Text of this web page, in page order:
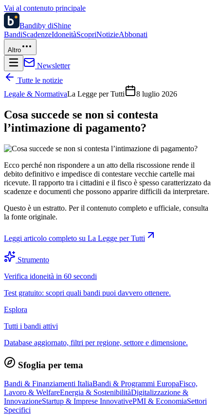
Vai al contenuto principale
Bandiby diShine
BandiScadenzeIdoneitàScopriNotizieAbbonati
Altro
Newsletter
Tutte le notizie
Legale & NormativaLa Legge per Tutti 8 luglio 2026
Cosa succede se non si contesta
l’intimazione di pagamento?
Ecco perché non rispondere a un atto della riscossione rende il
debito definitivo e impedisce di contestare vecchie cartelle mai
ricevute. Il rapporto tra i cittadini e il fisco è spesso caratterizzato da
scadenze e documenti che possono apparire difficili da interpretare.
Questo è un estratto. Per il contenuto completo e ufficiale, consulta
la fonte originale.
Leggi articolo completo su La Legge per Tutti
Strumento
Verifica idoneità in 60 secondi
Test gratuito: scopri quali bandi puoi davvero ottenere.
Esplora
Tutti i bandi attivi
Database aggiornato, filtri per regione, settore e dimensione.
Sfoglia per tema
Bandi & Finanziamenti ItaliaBandi & Programmi EuropaFisco,
Lavoro & WelfareEnergia & SostenibilitàDigitalizzazione &
InnovazioneStartup & Imprese InnovativePMI & EconomiaSettori
Specifici